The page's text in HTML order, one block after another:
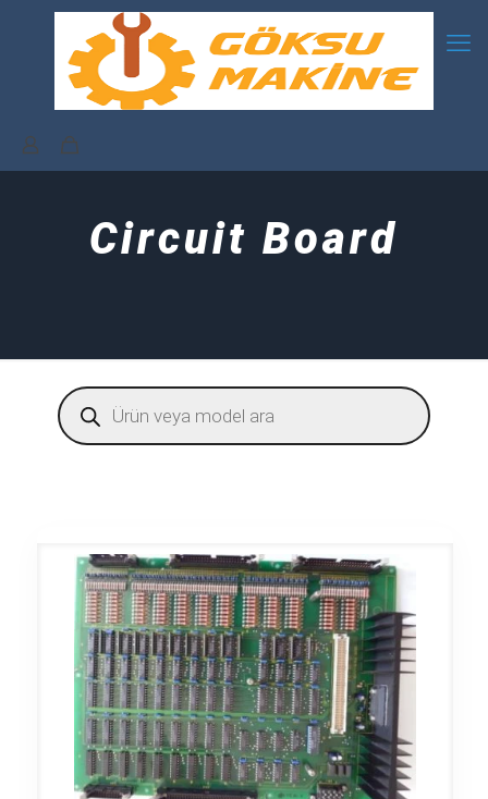
Circuit Board
Products
search